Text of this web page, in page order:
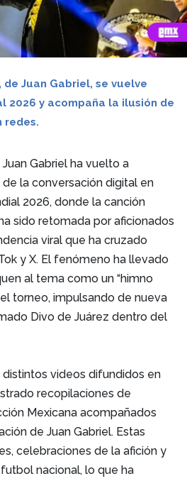
Juan Gabriel, se vuelve
2026 y acompaña la ilusión de
redes.
Gabriel ha vuelto a
la conversación digital en
2026, donde la canción
sido retomada por aficionados
viral que ha cruzado
y X. El fenómeno ha llevado
al tema como un “himno
torneo, impulsando de nueva
Divo de Juárez dentro del
distintos videos difundidos en
recopilaciones de
Mexicana acompañados
de Juan Gabriel. Estas
celebraciones de la afición y
nacional, lo que ha